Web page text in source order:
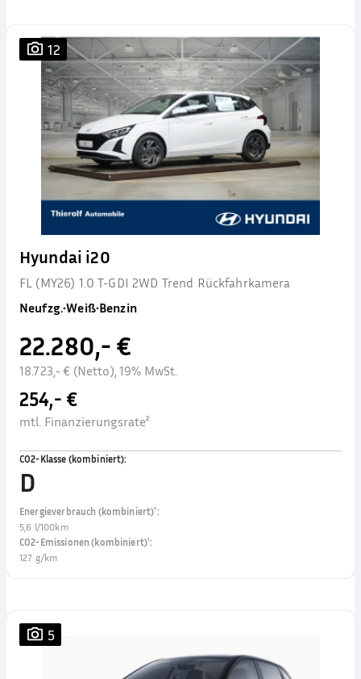
12
Hyundai i20
FL (MY26) 1.0 T-GDI 2WD Trend Rückfahrkamera
Neufzg.•Weiß•Benzin
22.280,- €
18.723,- € (Netto), 19% MwSt.
254,- €
mtl. Finanzierungsrate²
CO2-Klasse (kombiniert):
D
Energieverbrauch (kombiniert)¹:
5,6 l/100km
CO2-Emissionen (kombiniert)¹:
127 g/km
5